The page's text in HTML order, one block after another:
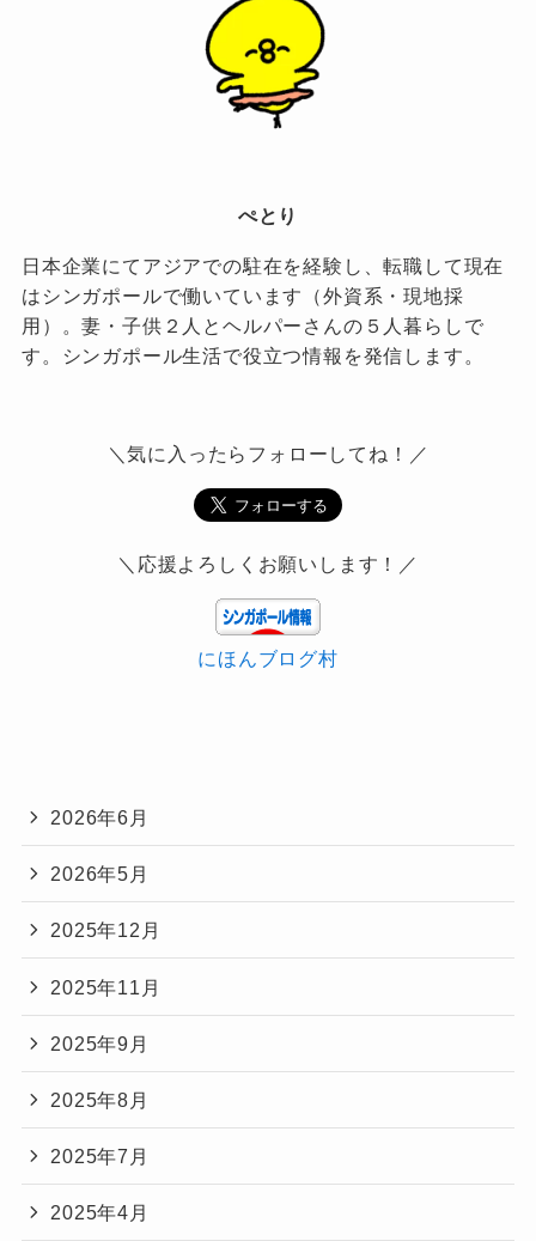
ぺとり
日本企業にてアジアでの駐在を経験し、転職して現在
はシンガポールで働いています（外資系・現地採
用）。妻・子供２人とヘルパーさんの５人暮らしで
す。シンガポール生活で役立つ情報を発信します。
＼気に入ったらフォローしてね！／
＼応援よろしくお願いします！／
にほんブログ村
2026年6月
2026年5月
2025年12月
2025年11月
2025年9月
2025年8月
2025年7月
2025年4月